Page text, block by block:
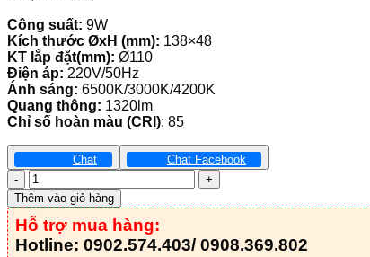
Công suất: 9W
Kích thước ØxH (mm): 138×48
KT lắp đặt(mm): Ø110
Điện áp: 220V/50Hz
Ánh sáng: 6500K/3000K/4200K
Quang thông: 1320lm
Chỉ số hoàn màu (CRI): 85
Chat Chat Facebook
Đèn
Downlight
Viền
Xi
Đổi
Thêm vào giỏ hàng
Hỗ trợ mua hàng:
Hotline: 0902.574.403/ 0908.369.802